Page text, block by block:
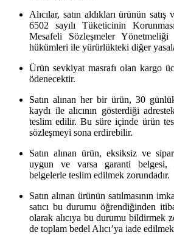
Alıcılar, satın aldıkları ürünün
6502 sayılı Tüketicinin
Mesafeli Sözleşmeler Yönetmeliği
hükümleri ile yürürlükteki diğer
Ürün sevkiyat masrafı olan kargo
ödenecektir.
Satın alınan her bir ürün, 30
kaydı ile alıcının gösterdiği
teslim edilir. Bu süre içinde ürün
sözleşmeyi sona erdirebilir.
Satın alınan ürün, eksiksiz ve
uygun ve varsa garanti belgesi,
belgelerle teslim edilmek zorundadır.
Satın alınan ürünün satılmasının
satıcı bu durumu öğrendiğinden
olarak alıcıya bu durumu bildirmek
de toplam bedel Alıcı’ya iade